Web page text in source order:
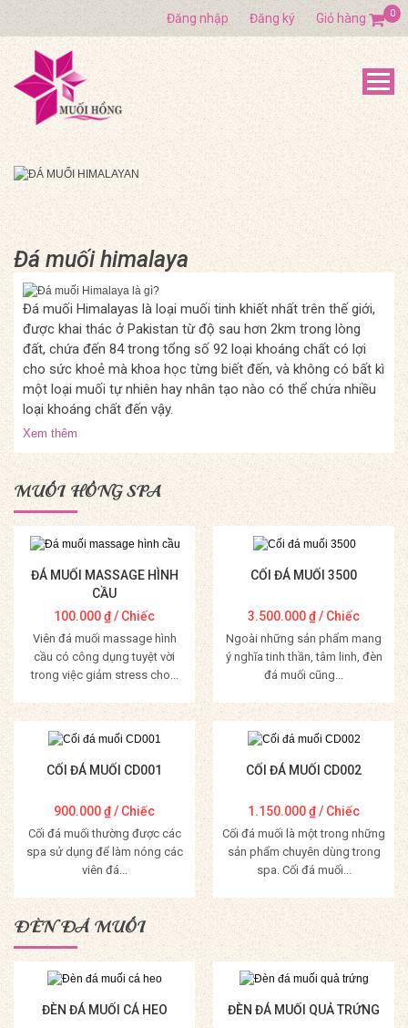
Đăng nhập Đăng ký Giỏ hàng 0
Đá muối himalaya
Đá muối Himalayas là loại muối tinh khiết nhất trên thế giới,
được khai thác ở Pakistan từ độ sau hơn 2km trong lòng
đất, chứa đến 84 trong tổng số 92 loại khoáng chất có lợi
cho sức khoẻ mà khoa học từng biết đến, và không có bất kì
một loại muối tự nhiên hay nhân tạo nào có thể chứa nhiều
loại khoáng chất đến vậy.
Xem thêm
MUỐI HỒNG SPA
ĐÁ MUỐI MASSAGE HÌNH
CẦU
100.000₫/ Chiếc
Viên đá muối massage hình
cầu có công dụng tuyệt vời
trong việc giảm stress cho...
Mua Hàng
CỐI ĐÁ MUỐI 3500
3.500.000₫/ Chiếc
Ngoài những sản phẩm mang
ý nghĩa tinh thần, tâm linh, đèn
đá muối cũng...
Mua Hàng
CỐI ĐÁ MUỐI CD001
900.000₫/ Chiếc
Cối đá muối thường được các
spa sử dụng để làm nóng các
viên đá...
Mua Hàng
CỐI ĐÁ MUỐI CD002
1.150.000₫/ Chiếc
Cối đá muối là một trong những
sản phẩm chuyên dùng trong
spa. Cối đá muối...
Mua Hàng
ĐÈN ĐÁ MUỐI
ĐÈN ĐÁ MUỐI CÁ HEO ĐÈN ĐÁ MUỐI QUẢ TRỨNG